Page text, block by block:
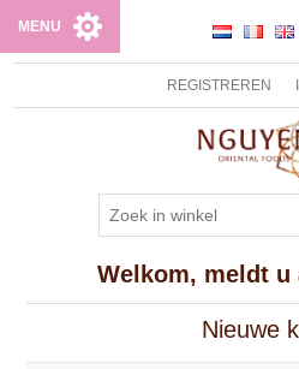
REGISTREREN
MENU
Welkom, meldt u
Nieuwe